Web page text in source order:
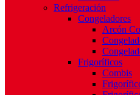
Refrigeración
Congeladores
Arcón
Frigoríficos
Combis